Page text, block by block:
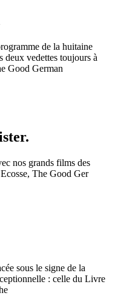
de la huitaine
deux vedettes toujours à
Good German
nos grands films des
The Good Ger
sous le signe de la
: celle du Livre